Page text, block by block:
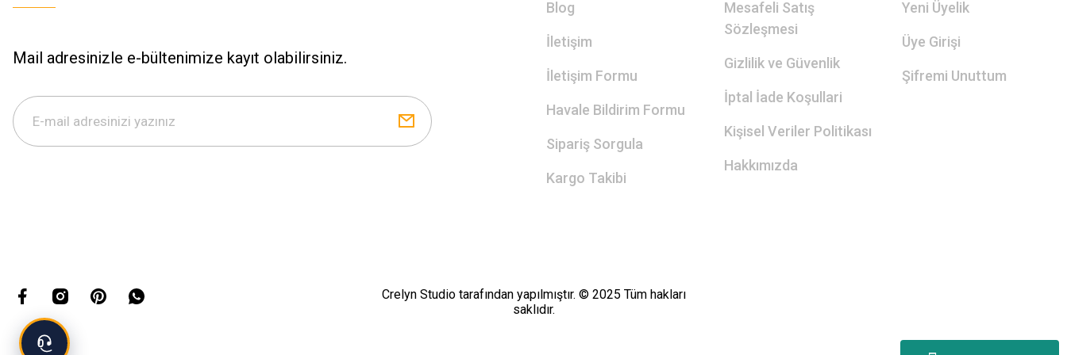
Mail adresinizle e-bültenimize kayıt olabilirsiniz.
Blog
İletişim
İletişim Formu
Havale Bildirim Formu
Sipariş Sorgula
Kargo Takibi
Mesafeli Satış
Sözleşmesi
Gizlilik ve Güvenlik
İptal İade Koşullari
Kişisel Veriler Politikası
Hakkımızda
Yeni Üyelik
Üye Girişi
Şifremi Unuttum
Crelyn Studio tarafından yapılmıştır. © 2025 Tüm hakları
saklıdır.